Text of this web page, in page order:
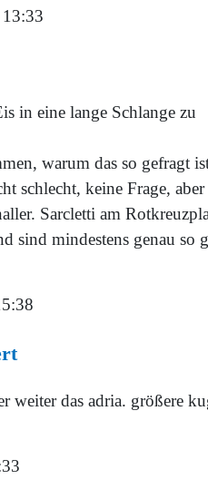
in eine lange Schlange zu
warum das so gefragt
schlecht, keine Frage, aber
Sarcletti am
sind mindestens genau so
weiter das adria. größere